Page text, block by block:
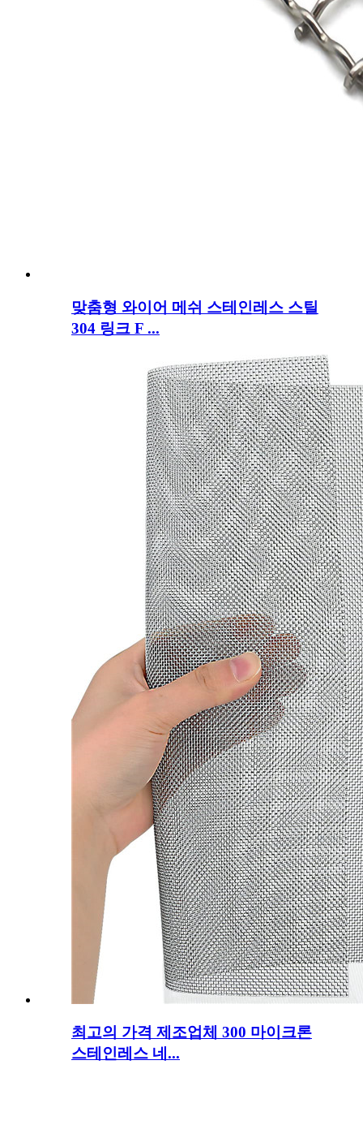
맞춤형 와이어 메쉬 스테인레스 스틸
304 링크 F ...
최고의 가격 제조업체 300 마이크론
스테인레스 네...